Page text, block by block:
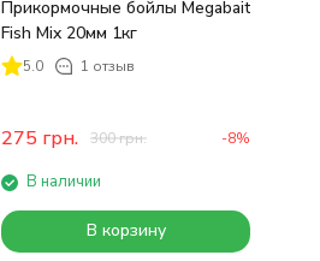
Прикормочные бойлы Megabait
Fish Mix 20мм 1кг
5.0 1 отзыв
275 грн. 300грн. -8%
В наличии
В корзину